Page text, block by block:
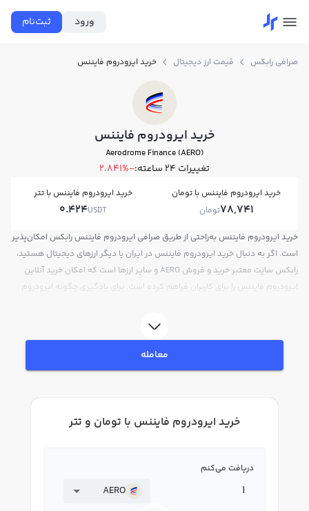
ورود ثبت‌نام
صرافی رابکس قیمت ارز دیجیتال خرید ایرودروم فایننس
خرید ایرودروم فایننس
Aerodrome Finance (AERO)
تغییرات ۲۴ ساعته: -2.841%
خرید ایرودروم فایننس با تومان
78,741تومان
خرید ایرودروم فایننس با تتر
0.424USDT
خرید ایرودروم فایننس به‌راحتی از طریق صرافی ایرودروم فایننس رابکس امکان‌پذیر
است. اگر به دنبال خرید ایرودروم فایننس در ایران یا دیگر ارزهای دیجیتال هستید،
رابکس سایت معتبر خرید و فروش AERO و سایر ارزها است که امکان خرید آنلاین
ایرودروم فایننس را برای کاربران فراهم کرده است. برای یادگیری چگونه ایرودروم
رابکس، قیمت لحظه‌ای، نمودار و امکانات فروش ایرودروم فایننس نیز در دسترس
شما قرار دارد تا بتوانید تصمیمات بهتری در معاملات خود بگیرید.
معامله
خرید ایرودروم فایننس با تومان و تتر
دریافت می‌کنم
AERO